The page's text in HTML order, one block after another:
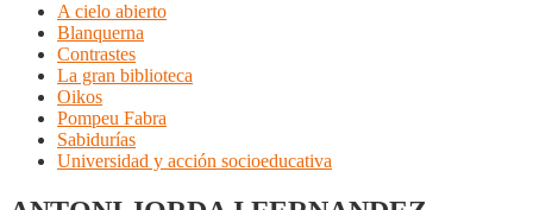
A cielo abierto
Blanquerna
Contrastes
La gran biblioteca
Oikos
Pompeu Fabra
Sabidurías
Universidad y acción socioeducativa